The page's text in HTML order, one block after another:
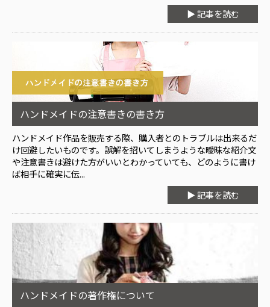
▶ 記事を読む
ハンドメイドの注意書きの書き方
ハンドメイド作品を販売する際、購入者とのトラブルは出来るだ
け回避したいものです。誤解を招いてしまうような曖昧な紹介文
や注意書きは避けた方がいいとわかっていても、どのように書け
ば相手に確実に伝...
▶ 記事を読む
ハンドメイドの著作権について